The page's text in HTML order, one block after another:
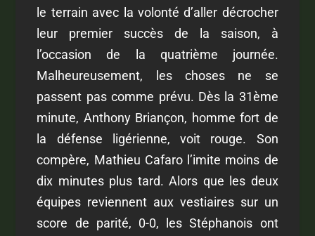
le terrain avec la volonté d’aller décrocher
leur premier succès de la saison, à
l’occasion de la quatrième journée.
Malheureusement, les choses ne se
passent pas comme prévu. Dès la 31ème
minute, Anthony Briançon, homme fort de
la défense ligérienne, voit rouge. Son
compère, Mathieu Cafaro l’imite moins de
dix minutes plus tard. Alors que les deux
équipes reviennent aux vestiaires sur un
score de parité, 0-0, les Stéphanois ont